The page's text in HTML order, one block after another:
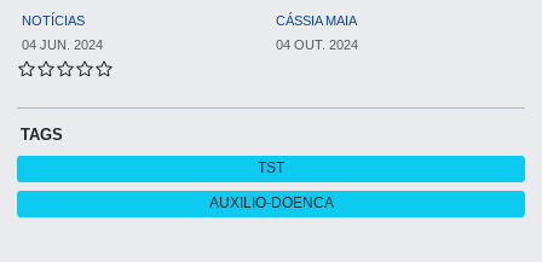
NOTÍCIAS
CÁSSIA MAIA
04 JUN. 2024
04 OUT. 2024
TAGS
TST
AUXILIO-DOENCA